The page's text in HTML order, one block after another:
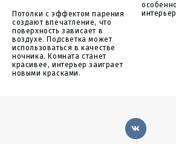
Потолки с эффектом парения
создают впечатление, что
поверхность зависает в
воздухе. Подсветка может
использоваться в качестве
ночника. Комната станет
красивее, интерьер заиграет
новыми красками.